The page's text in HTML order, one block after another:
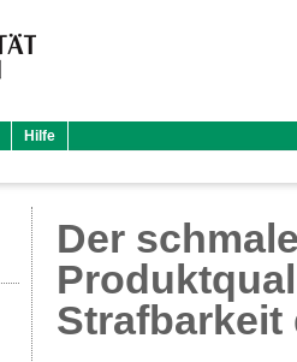
Hilfe
Der
Strafbarkeit